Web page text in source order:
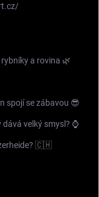
a rovina 🌿
spojí se zábavou 😎
velký smysl? ⌚️
🇨🇭